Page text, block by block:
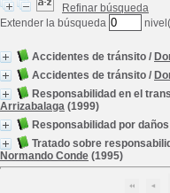
Refinar búsqueda
Extender la búsqueda
Accidentes de tránsito /
Accidentes de tránsito /
Responsabilidad en el
Arrizabalaga (1999)
Responsabilidad por daños
Tratado sobre
Normando Conde (1995)